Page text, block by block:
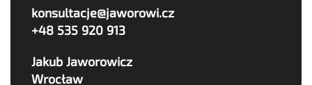
konsultacje@jaworowi.cz
+48 535 920 913
Jakub Jaworowicz
Wrocław